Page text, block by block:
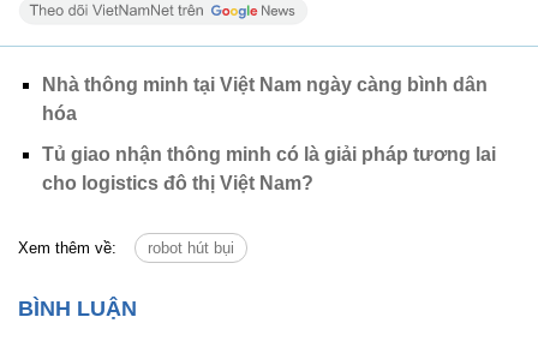
Nhà thông minh tại Việt Nam ngày càng bình dân
hóa
Tủ giao nhận thông minh có là giải pháp tương lai
cho logistics đô thị Việt Nam?
Xem thêm về: robot hút bụi